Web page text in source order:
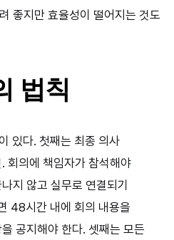
좋지만 효율성이 떨어지는 것도
법칙
있다. 첫째는 최종 의사
회의에 책임자가 참석해야
지 않고 실무로 연결되기
48시간 내에 회의 내용을
공지해야 한다. 셋째는 모든